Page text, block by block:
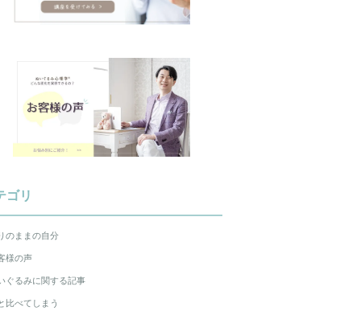
ゴリ
のままの自分
様の声
ぐるみに関する記事
比べてしまう